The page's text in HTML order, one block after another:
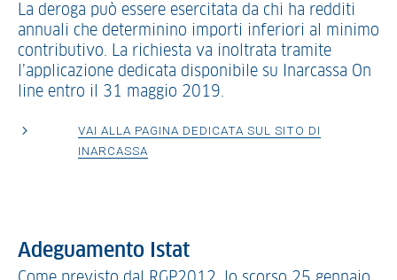
La deroga può essere esercitata da chi ha redditi
annuali che determinino importi inferiori al minimo
contributivo. La richiesta va inoltrata tramite
l’applicazione dedicata disponibile su Inarcassa On
line entro il 31 maggio 2019.
VAI ALLA PAGINA DEDICATA SUL SITO DI
INARCASSA
Adeguamento Istat